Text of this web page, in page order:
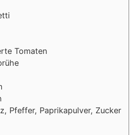
Tomaten
Pfeffer, Paprikapulver, Zucker